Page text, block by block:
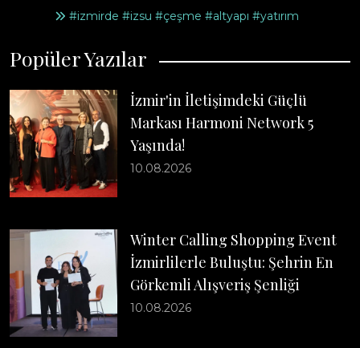
#izmirde #izsu #çeşme #altyapı #yatırım
Popüler Yazılar
İzmir'in İletişimdeki Güçlü
Markası Harmoni Network 5
Yaşında!
10.08.2026
Winter Calling Shopping Event
İzmirlilerle Buluştu: Şehrin En
Görkemli Alışveriş Şenliği
10.08.2026